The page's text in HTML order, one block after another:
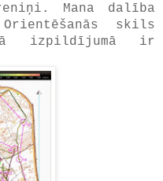
Mana dalība
skils
izpildījumā ir